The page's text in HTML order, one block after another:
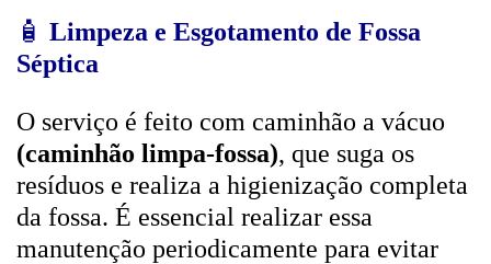
🧴 Limpeza e Esgotamento de Fossa
Séptica
O serviço é feito com caminhão a vácuo
(caminhão limpa-fossa), que suga os
resíduos e realiza a higienização completa
da fossa. É essencial realizar essa
manutenção periodicamente para evitar